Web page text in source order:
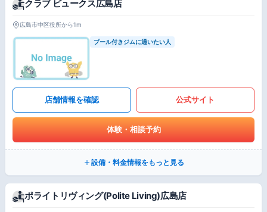
クラブ ビュークス広島店
広島市中区役所から1m
プール付きジムに通いたい人
店舗情報を確認 公式サイト
体験・相談予約
設備・料金情報をもっと見る
ポライトリヴィング(Polite Living)広島店